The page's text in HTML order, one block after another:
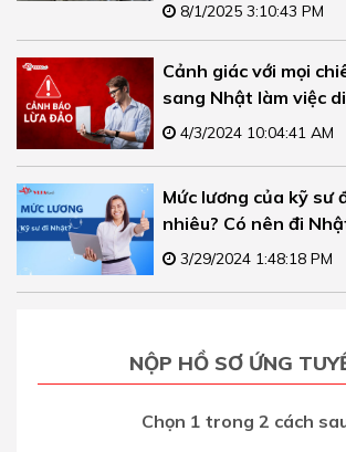
8/1/2025 3:10:43 PM
Cảnh giác với mọi
sang Nhật làm việc
4/3/2024 10:04:41 AM
Mức lương của kỹ sư
nhiêu? Có nên đi
3/29/2024 1:48:18 PM
NỘP HỒ SƠ ỨNG
Chọn 1 trong 2 cách